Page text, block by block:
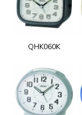
QHK060K